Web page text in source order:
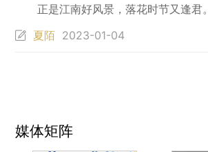
正是江南好风景，落花时节又逢君。
夏陌 2023-01-04
媒体矩阵